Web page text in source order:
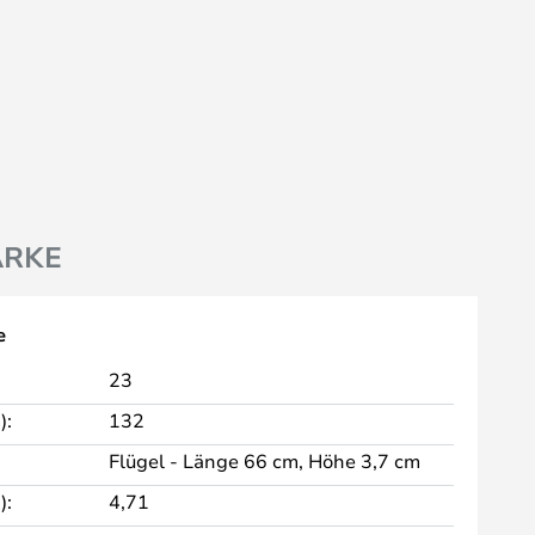
23
132
Flügel - Länge 66 cm, Höhe 3,7 cm
4,71